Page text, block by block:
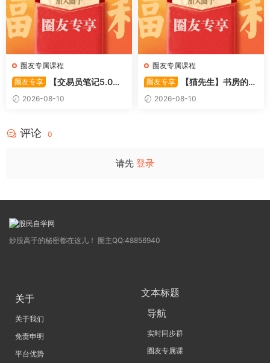
圈友专属课程
圈友专享
【交易员笔记5.0】
高级交易员核心知识笔记 交易
员监管手册 共87页 1PDF文件
2026-08-10
圈友专属课程
圈友专享
【猫先生】书房的猫
先生–如何做好超短线+复盘
(实战技巧买点 战法 7PDF文件
2026-08-10
评论 0
请先 登录
炒股高手的秘密都在这儿！ 圈主QQ:48856940
关于
关于我们
免责申明
平台优势
文本标题
导航
实时同步群
圈友专属课